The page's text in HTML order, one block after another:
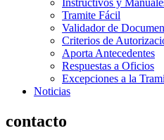
Instructivos y
Tramite Fácil
Validador de
Criterios de
Aporta Antecedentes
Respuestas a Oficios
Excepciones a la
Noticias
contacto